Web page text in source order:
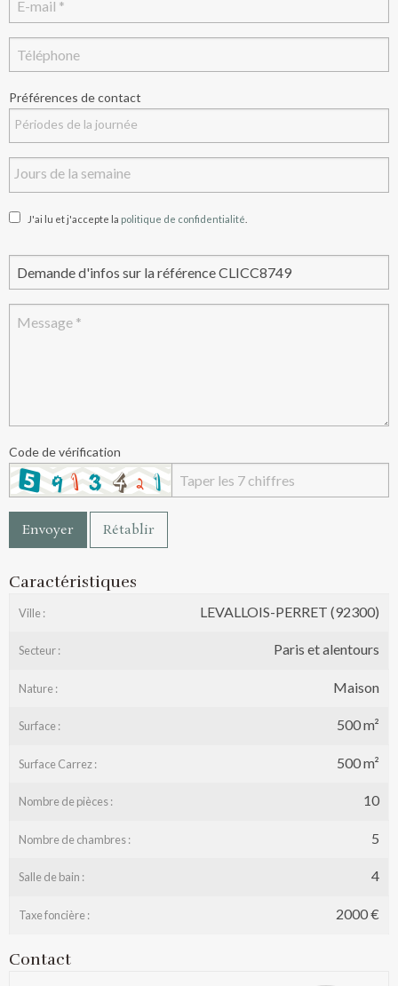
Préférences de contact
J'ai lu et j'accepte la politique de confidentialité
Code de vérification
Envoyer Rétablir
Caractéristiques
Ville : LEVALLOIS-PERRET (92300)
Secteur : Paris et alentours
Nature : Maison
Surface : 500 m²
Surface Carrez : 500 m²
Nombre de pièces : 10
Nombre de chambres : 5
Salle de bain : 4
Taxe foncière : 2000 €
Contact